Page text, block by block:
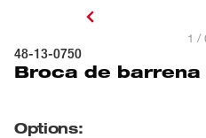
1 /
48-13-0750
Broca de
Options: